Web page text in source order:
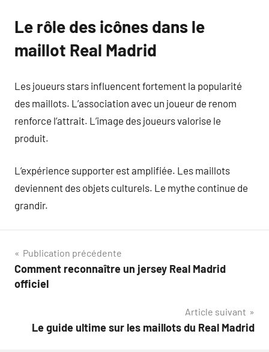
Le rôle des icônes dans le
maillot Real Madrid
Les joueurs stars influencent fortement la popularité
des maillots. L’association avec un joueur de renom
renforce l’attrait. L’image des joueurs valorise le
produit.
L’expérience supporter est amplifiée. Les maillots
deviennent des objets culturels. Le mythe continue de
grandir.
Navigation
de
Publication précédente
Comment reconnaître un jersey Real Madrid
officiel
Article suivant
Le guide ultime sur les maillots du Real Madrid